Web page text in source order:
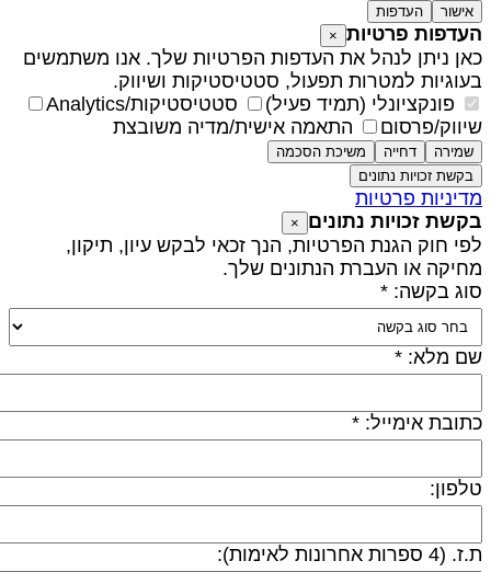
אישור העדפות
פרטיות ×
ניתן לנהל את העדפות הפרטיות שלך. אנו משתמשים
למטרות תפעול, סטטיסטיקות ושיווק.
פונקציונלי (תמיד פעיל)
סטטיסטיקות/Analytics
פרסום
התאמה אישית/מדיה משובצת
שמירה דחייה
משיכת הסכמה
בקשת זכויות נתונים
פרטיות
זכויות נתונים
חוק הגנת הפרטיות, הנך זכאי לבקש עיון, תיקון,
או העברת הנתונים שלך.
בקשה: *
מלא: *
אימייל: *
ספרות אחרונות לאימות):